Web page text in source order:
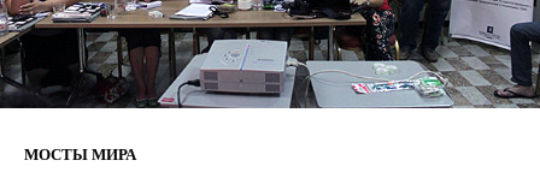
МОСТЫ МИРА